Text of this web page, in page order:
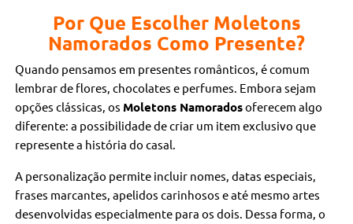
Por Que Escolher Moletons
Namorados Como Presente?
Quando pensamos em presentes românticos, é comum
lembrar de flores, chocolates e perfumes. Embora sejam
opções clássicas, os Moletons Namoradosoferecem algo
diferente: a possibilidade de criar um item exclusivo que
represente a história do casal.
A personalização permite incluir nomes, datas especiais,
frases marcantes, apelidos carinhosos e até mesmo artes
desenvolvidas especialmente para os dois. Dessa forma, o